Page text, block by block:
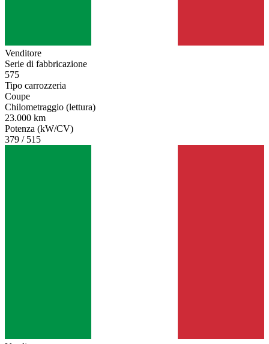
Venditore
Serie di fabbricazione
575
Tipo carrozzeria
Coupe
Chilometraggio (lettura)
23.000 km
Potenza (kW/CV)
379 / 515